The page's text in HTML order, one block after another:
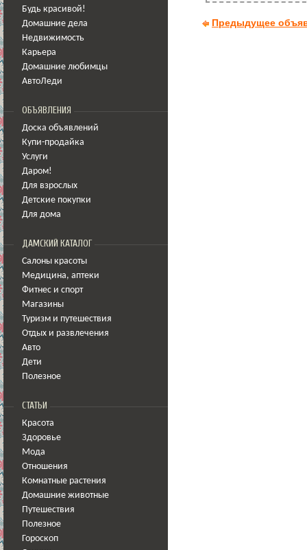
Будь красивой!
Домашние дела
Недвижимость
Карьера
Домашние любимцы
АвтоЛеди
ОБЪЯВЛЕНИЯ
Доска объявлений
Купи-продайка
Услуги
Даром!
Для взрослых
Детские покупки
Для дома
ДАМСКИЙ КАТАЛОГ
Салоны красоты
Медицина, аптеки
Фитнес и спорт
Магазины
Туризм и путешествия
Отдых и развлечения
Авто
Дети
Полезное
СТАТЬИ
Красота
Здоровье
Мода
Отношения
Комнатные растения
Домашние животные
Путешествия
Полезное
Гороскоп
Предыдущее